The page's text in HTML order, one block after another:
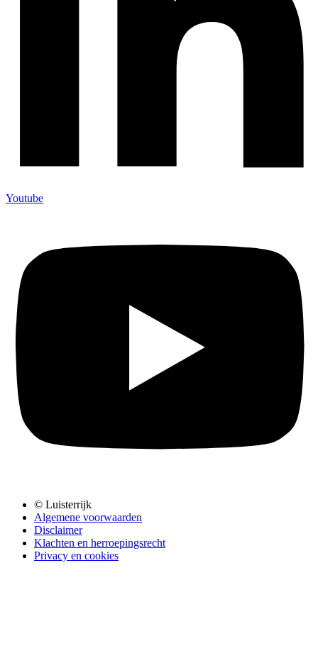
Youtube
© Luisterrijk
Algemene voorwaarden
Disclaimer
Klachten en herroepingsrecht
Privacy en cookies